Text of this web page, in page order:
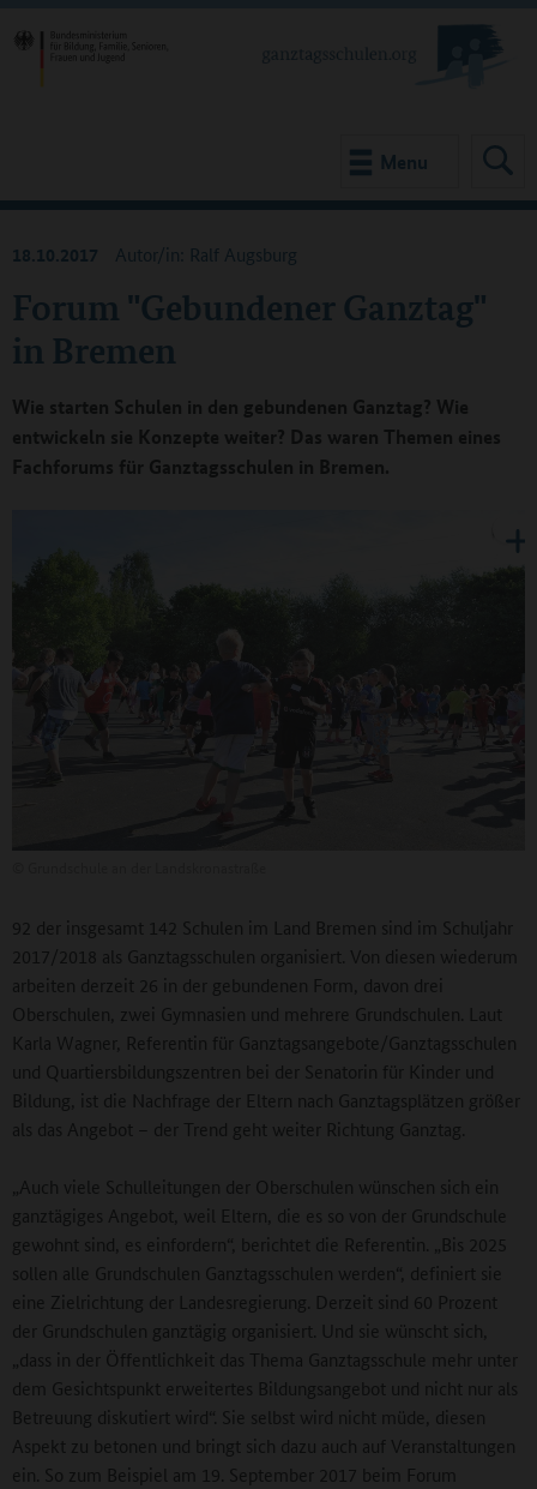
Menu
Forum "Gebundener Ganztag"
in Bremen
18.10.2017 Autor/in: Ralf Augsburg
Wie starten Schulen in den gebundenen Ganztag? Wie
entwickeln sie Konzepte weiter? Das waren Themen eines
Fachforums für Ganztagsschulen in Bremen.
92 der insgesamt 142 Schulen im Land Bremen sind im Schuljahr
2017/2018 als Ganztagsschulen organisiert. Von diesen wiederum
arbeiten derzeit 26 in der gebundenen Form, davon drei
Oberschulen, zwei Gymnasien und mehrere Grundschulen. Laut
Karla Wagner, Referentin für Ganztagsangebote/Ganztagsschulen
und Quartiersbildungszentren bei der Senatorin für Kinder und
Bildung, ist die Nachfrage der Eltern nach Ganztagsplätzen größer
als das Angebot – der Trend geht weiter Richtung Ganztag.
„Auch viele Schulleitungen der Oberschulen wünschen sich ein
ganztägiges Angebot, weil Eltern, die es so von der Grundschule
gewohnt sind, es einfordern“, berichtet die Referentin. „Bis 2025
sollen alle Grundschulen Ganztagsschulen werden“, definiert sie
eine Zielrichtung der Landesregierung. Derzeit sind 60 Prozent
der Grundschulen ganztägig organisiert. Und sie wünscht sich,
„dass in der Öffentlichkeit das Thema Ganztagsschule mehr unter
dem Gesichtspunkt erweitertes Bildungsangebot und nicht nur als
Betreuung diskutiert wird“. Sie selbst wird nicht müde, diesen
Aspekt zu betonen und bringt sich dazu auch auf Veranstaltungen
ein. So zum Beispiel am 19. September 2017 beim Forum